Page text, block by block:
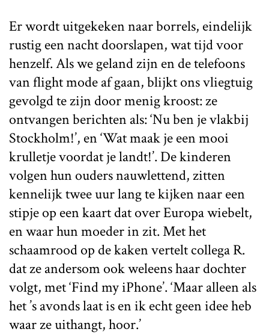
Er wordt uitgekeken naar borrels, eindelijk
rustig een nacht doorslapen, wat tijd voor
henzelf. Als we geland zijn en de telefoons
van flight mode af gaan, blijkt ons vliegtuig
gevolgd te zijn door menig kroost: ze
ontvangen berichten als: ‘Nu ben je vlakbij
Stockholm!’, en ‘Wat maak je een mooi
krulletje voordat je landt!’. De kinderen
volgen hun ouders nauwlettend, zitten
kennelijk twee uur lang te kijken naar een
stipje op een kaart dat over Europa wiebelt,
en waar hun moeder in zit. Met het
schaamrood op de kaken vertelt collega R.
dat ze andersom ook weleens haar dochter
volgt, met ‘Find my iPhone’. ‘Maar alleen als
het ’s avonds laat is en ik echt geen idee heb
waar ze uithangt, hoor.’